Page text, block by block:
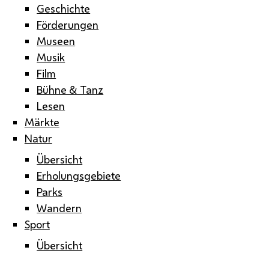
Geschichte
Förderungen
Museen
Musik
Film
Bühne & Tanz
Lesen
Märkte
Natur
Übersicht
Erholungsgebiete
Parks
Wandern
Sport
Übersicht